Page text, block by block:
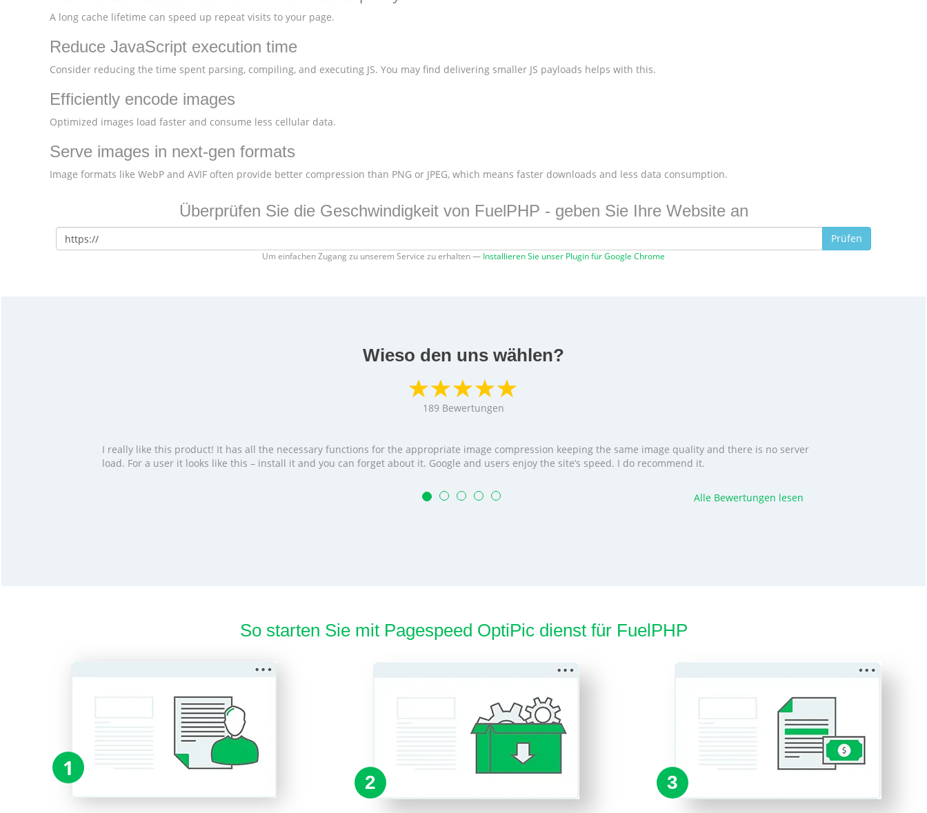
A long cache lifetime can speed up repeat visits to your page.
Reduce JavaScript execution time
Consider reducing the time spent parsing, compiling, and executing JS. You may find delivering smaller JS payloads helps with this.
Efficiently encode images
Optimized images load faster and consume less cellular data.
Serve images in next-gen formats
Image formats like WebP and AVIF often provide better compression than PNG or JPEG, which means faster downloads and less data consumption.
Überprüfen Sie die Geschwindigkeit von FuelPHP - geben Sie Ihre Website an
Prüfen
Um einfachen Zugang zu unserem Service zu erhalten — Installieren Sie unser Plugin für Google Chrome
Wieso den uns wählen?
189 Bewertungen
I really like this product! It has all the necessary functions for the appropriate image compression keeping the same image quality and there is no server
load. For a user it looks like this – install it and you can forget about it. Google and users enjoy the site’s speed. I do recommend it.
Alle Bewertungen lesen
So starten Sie mit Pagespeed OptiPic dienst für FuelPHP
1
2 3